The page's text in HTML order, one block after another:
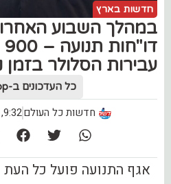
חדשות בארץ
עבירות הסלולר בזמן
כל העדכונים ב-WhatsApp
חדשות כל העולם9:32, יום חמישי (24.10)
אגף התנועה פועל כל העת